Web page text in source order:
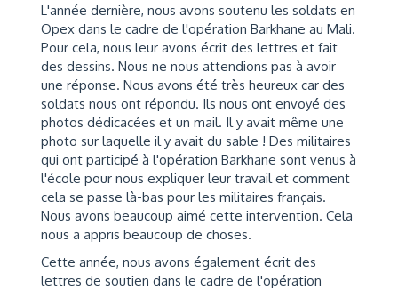
L'année dernière, nous avons soutenu les soldats en
Opex dans le cadre de l'opération Barkhane au Mali.
Pour cela, nous leur avons écrit des lettres et fait
des dessins. Nous ne nous attendions pas à avoir
une réponse. Nous avons été très heureux car des
soldats nous ont répondu. Ils nous ont envoyé des
photos dédicacées et un mail. Il y avait même une
photo sur laquelle il y avait du sable ! Des militaires
qui ont participé à l'opération Barkhane sont venus à
l'école pour nous expliquer leur travail et comment
cela se passe là-bas pour les militaires français.
Nous avons beaucoup aimé cette intervention. Cela
nous a appris beaucoup de choses.
Cette année, nous avons également écrit des
lettres de soutien dans le cadre de l'opération